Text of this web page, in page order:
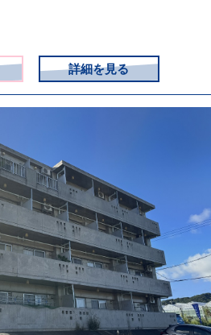
詳細を見る